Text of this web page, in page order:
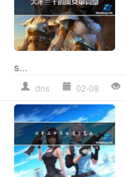
s...
dns 02-08